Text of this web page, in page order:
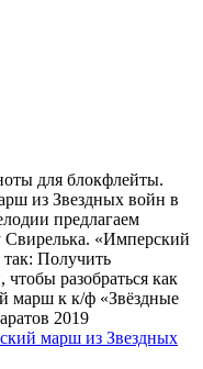
для блокфлейты.
из Звездных войн в
предлагаем
«Имперский
так: Получить
разобраться как
марш к к/ф «Звёздные
2019
марш из Звездных